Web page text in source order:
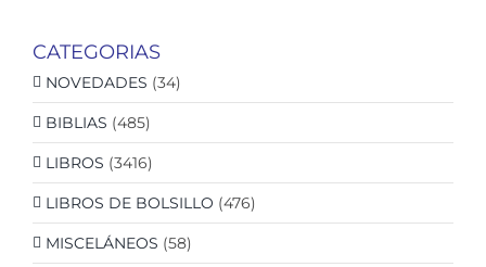
CATEGORIAS
NOVEDADES (34)
BIBLIAS (485)
LIBROS (3416)
LIBROS DE BOLSILLO (476)
MISCELÁNEOS (58)